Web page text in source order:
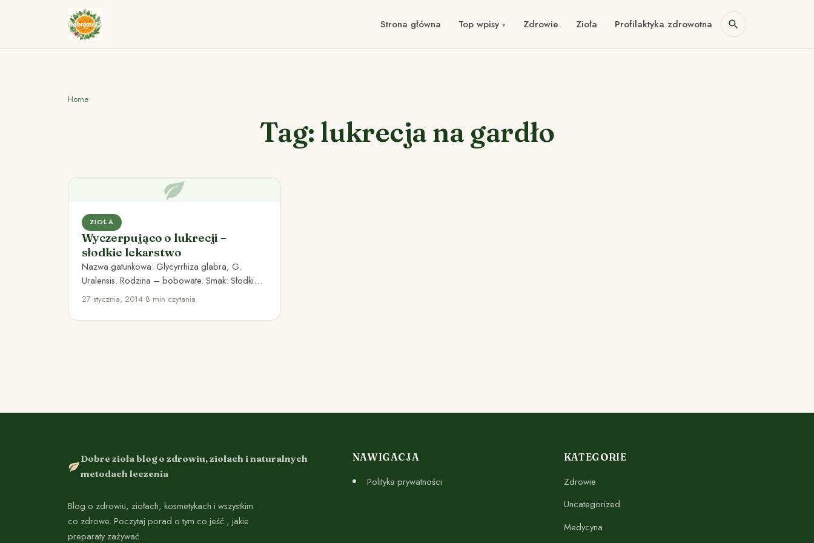
Strona główna Top wpisy Zdrowie Zioła Profilaktyka zdrowotna
Home
Tag: lukrecja na gardło
ZIOŁA
Wyczerpująco o lukrecji –
słodkie lekarstwo
Nazwa gatunkowa: Glycyrrhiza glabra, G.
Uralensis. Rodzina – bobowate. Smak: Słodki
Właściwości rośliny: łagodzące podrażenia,
…
27 stycznia, 2014•8 min czytania
Dobre zioła blog o zdrowiu, ziołach i naturalnych
metodach leczenia
Blog o zdrowiu, ziołach, kosmetykach i wszystkim
co zdrowe. Poczytaj porad o tym co jeść , jakie
preparaty zażywać.
NAWIGACJA
Polityka prywatności
KATEGORIE
Zdrowie
Uncategorized
Medycyna